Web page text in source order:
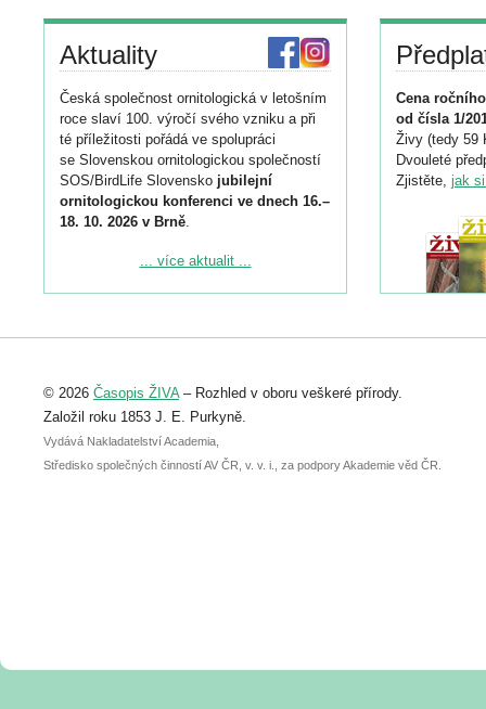
Aktuality
Česká společnost ornitologická v letošním
roce slaví 100. výročí svého vzniku a při
té příležitosti pořádá ve spolupráci
se Slovenskou ornitologickou společností
SOS/BirdLife Slovensko jubilejní
ornitologickou konferenci ve dnech 16.–
18. 10. 2026 v Brně.
Podrobnější informace ke konferenci
Registrovat se můžete do 6. září.
abstraktu přihlášené přednášky nebo
posteru je už 30. června.
... více aktualit ...
Cena
od čísla 1/
Živy (tedy 59
Dvouleté
Zjistěte, jak
© 2026 Časopis ŽIVA– Rozhled v oboru veškeré přírody.
Založil roku 1853 J. E. Purkyně.
Vydává Nakladatelství Academia,
Středisko společných činností AV ČR, v. v. i., za podpory Akademie věd ČR.